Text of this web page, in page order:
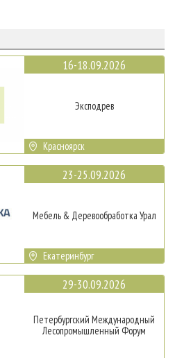
16-18.09.2026
Эксподрев
Красноярск
23-25.09.2026
Мебель & Деревообработка Урал
Екатеринбург
29-30.09.2026
Петербургский Международный
Лесопромышленный Форум